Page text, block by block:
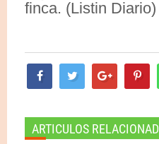
finca. (Listin Diario)
ARTICULOS